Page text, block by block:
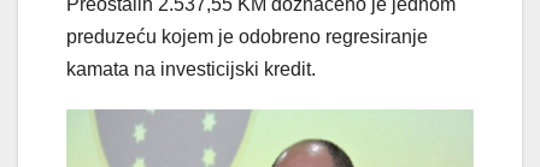
Preostalih 2.537,55 KM doznačeno je jednom
preduzeću kojem je odobreno regresiranje
kamata na investicijski kredit.